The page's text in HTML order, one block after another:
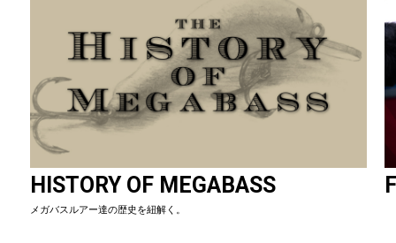
HISTORY OF MEGABASS
メガバスルアー達の歴史を紐解く。